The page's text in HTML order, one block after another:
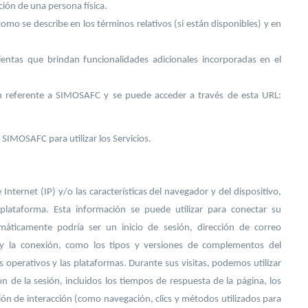
de una persona física.
se describe en los términos relativos (si están disponibles) y en
que brindan funcionalidades adicionales incorporadas en el
a SIMOSAFC y se puede acceder a través de esta URL:
para utilizar los Servicios.
(IP) y/o las características del navegador y del dispositivo,
Esta información se puede utilizar para conectar su
podría ser un inicio de sesión, dirección de correo
la conexión, como los tipos y versiones de complementos del
y las plataformas. Durante sus visitas, podemos utilizar
de la sesión, incluidos los tiempos de respuesta de la página, los
de interacción (como navegación, clics y métodos utilizados para